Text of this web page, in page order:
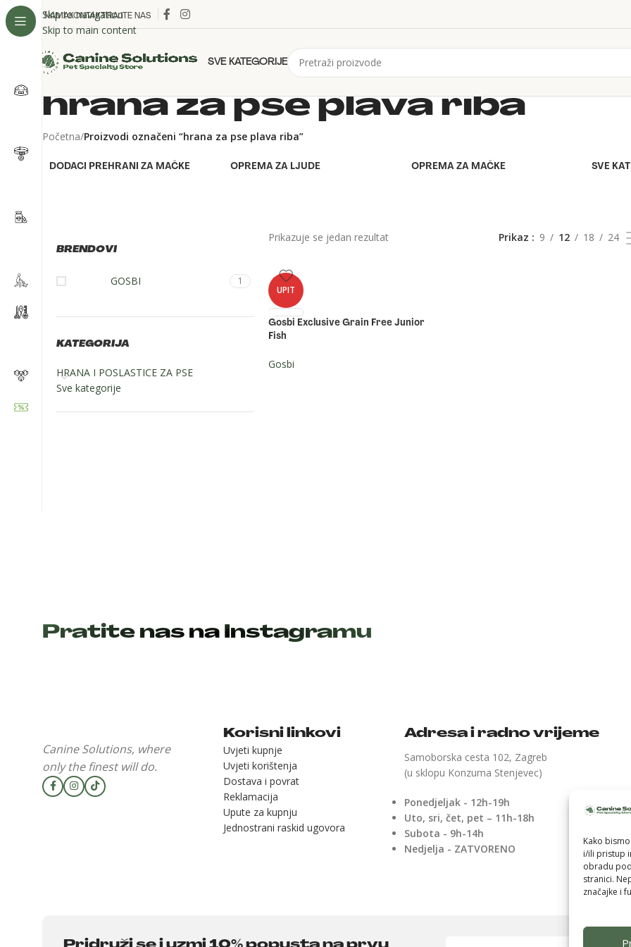
Kako
i/ili pristup
obradu
stranici.
značajke i
Skip to navigation
Skip to main content
O NAMAKONTAKTIRAJTE NAS
SVE KATEGORIJE
hrana za pse plava riba
Početna/Proizvodi označeni “hrana za pse plava riba”
DODACI PREHRANI ZA MAČKE OPREMA ZA LJUDE OPREMA ZA MAČKE SVE
BRENDOVI
GOSBI 1
KATEGORIJA
HRANA I POSLASTICE ZA PSE
Sve kategorije
Prikazuje se jedan rezultat Prikaz 9 12 18 24
UPIT
Gosbi Exclusive Grain Free Junior
Fish
Gosbi
Pratite nas na Instagramu
Canine Solutions, where
only the finest will do.
Korisni linkovi
Uvjeti kupnje
Uvjeti korištenja
Dostava i povrat
Reklamacija
Upute za kupnju
Jednostrani raskid ugovora
Adresa i radno vrijeme
Samoborska cesta 102, Zagreb
(u sklopu Konzuma Stenjevec)
Ponedjeljak - 12h-19h
Uto, sri, čet, pet – 11h-18h
Subota - 9h-14h
Nedjelja - ZATVORENO